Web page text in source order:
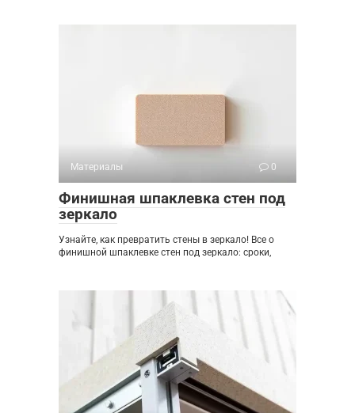
Материалы 0
Финишная шпаклевка стен под
зеркало
Узнайте, как превратить стены в зеркало! Все о
финишной шпаклевке стен под зеркало: сроки,